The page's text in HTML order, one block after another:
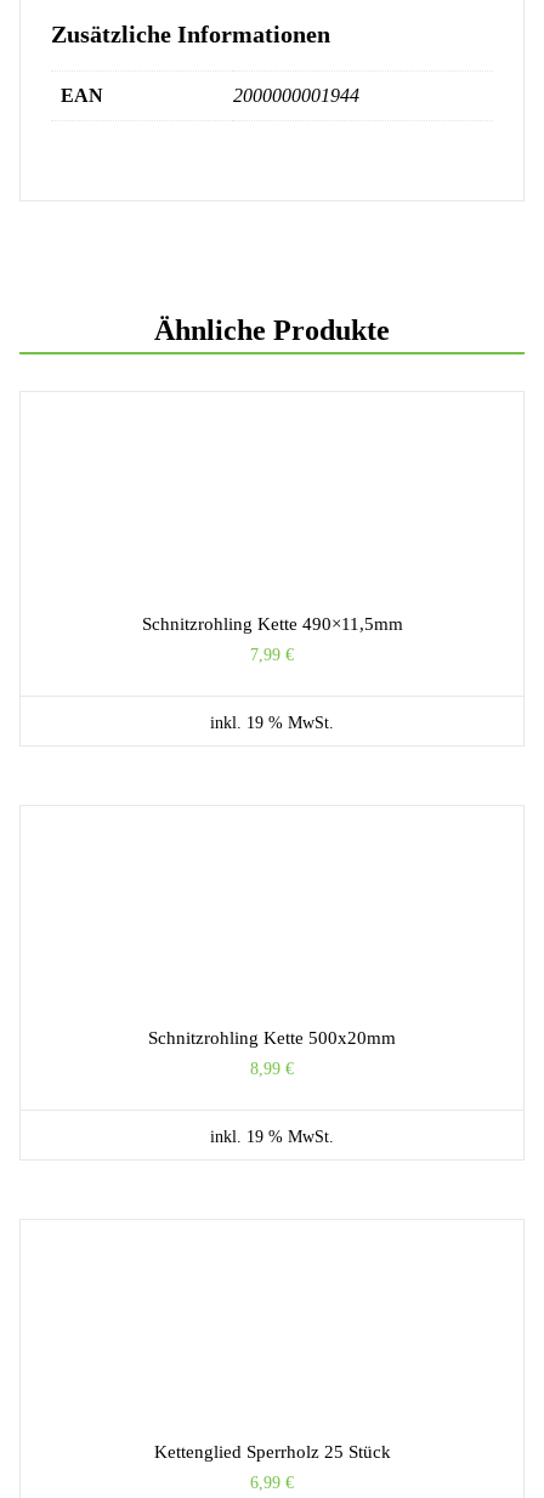
Zusätzliche Informationen
EAN 2000000001944
Ähnliche Produkte
Schnitzrohling Kette 490×11,5mm
7,99 €
inkl. 19 % MwSt.
Schnitzrohling Kette 500x20mm
8,99 €
inkl. 19 % MwSt.
Kettenglied Sperrholz 25 Stück
6,99 €